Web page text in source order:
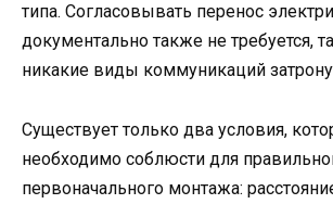
типа. Согласовывать перенос
документально также не требуется,
никакие виды коммуникаций
Существует только два условия,
необходимо соблюсти для
первоначального монтажа: